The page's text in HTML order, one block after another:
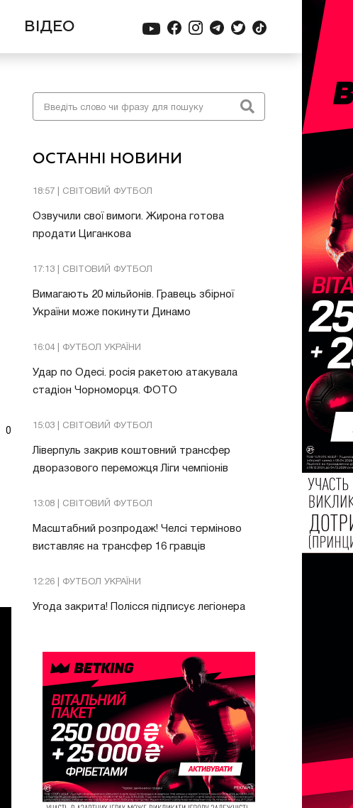
ВІДЕО
ОСТАННІ НОВИНИ
18:57 | СВІТОВИЙ ФУТБОЛ
Озвучили свої вимоги. Жирона готова
продати Циганкова
17:13 | СВІТОВИЙ ФУТБОЛ
Вимагають 20 мільйонів. Гравець збірної
України може покинути Динамо
16:04 | ФУТБОЛ УКРАЇНИ
Удар по Одесі. росія ракетою атакувала
стадіон Чорноморця. ФОТО
15:03 | СВІТОВИЙ ФУТБОЛ
Ліверпуль закрив коштовний трансфер
дворазового переможця Ліги чемпіонів
13:08 | СВІТОВИЙ ФУТБОЛ
Масштабний розпродаж! Челсі терміново
виставляє на трансфер 16 гравців
12:26 | ФУТБОЛ УКРАЇНИ
Угода закрита! Полісся підписує легіонера
0